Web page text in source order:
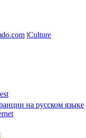
|Culture
на русском языке